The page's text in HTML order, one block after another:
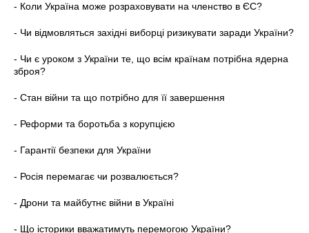
- Коли Україна може розраховувати на членство в ЄС?
- Чи відмовляться західні виборці ризикувати заради України?
- Чи є уроком з України те, що всім країнам потрібна ядерна
зброя?
- Стан війни та що потрібно для її завершення
- Реформи та боротьба з корупцією
- Гарантії безпеки для України
- Росія перемагає чи розвалюється?
- Дрони та майбутнє війни в Україні
- Що історики вважатимуть перемогою України?